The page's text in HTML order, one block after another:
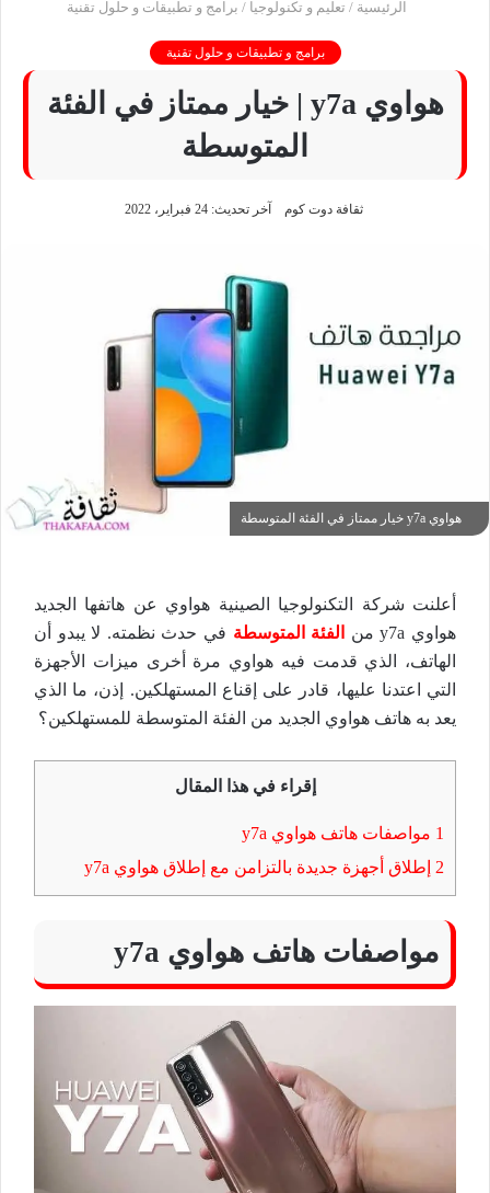
الرئيسية / تعليم و تكنولوجيا / برامج و تطبيقات و حلول تقنية
برامج و تطبيقات و حلول تقنية
هواوي y7a | خيار ممتاز في الفئة
المتوسطة
ثقافة دوت كوم آخر تحديث: 24 فبراير، 2022
هواوي y7a خيار ممتاز في الفئة المتوسطة
أعلنت شركة التكنولوجيا الصينية هواوي عن هاتفها الجديد
هواوي y7a من
الفئة المتوسطة في حدث نظمته. لا يبدو أن
الهاتف، الذي قدمت فيه هواوي مرة أخرى ميزات الأجهزة
التي اعتدنا عليها، قادر على إقناع المستهلكين. إذن، ما الذي
يعد به هاتف هواوي الجديد من الفئة المتوسطة للمستهلكين؟
إقراء في هذا المقال
1 مواصفات هاتف هواوي y7a
2 إطلاق أجهزة جديدة بالتزامن مع إطلاق هواوي y7a
مواصفات هاتف هواوي y7a